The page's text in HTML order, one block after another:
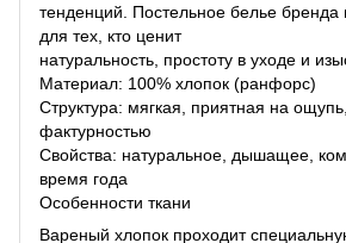
тенденций. Постельное белье бренда
для тех, кто ценит
натуральность, простоту в уходе и
Материал: 100% хлопок (ранфорс)
Структура: мягкая, приятная на
фактурностью
Свойства: натуральное, дышащее,
время года
Особенности ткани
Вареный хлопок проходит